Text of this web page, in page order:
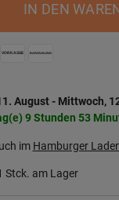
IN DEN
August - Mittwoch,
9 Stunden 53
im Hamburger
Stck. am Lager